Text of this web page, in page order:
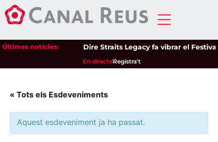
Últimes notícies: Dire Straits Legacy fa vibrar el
En directeRegistra't
« Tots els Esdeveniments
Aquest esdeveniment ja ha passat.